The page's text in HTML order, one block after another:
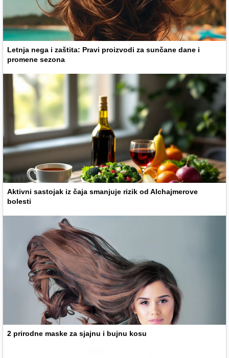
Letnja nega i zaštita: Pravi proizvodi za sunčane dane i
promene sezona
Aktivni sastojak iz čaja smanjuje rizik od Alchajmerove
bolesti
2 prirodne maske za sjajnu i bujnu kosu